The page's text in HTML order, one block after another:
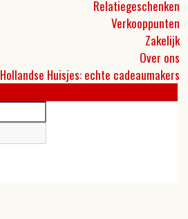
Relatiegeschenken
Verkooppunten
Zakelijk
Over ons
Hollandse Huisjes: echte cadeaumakers